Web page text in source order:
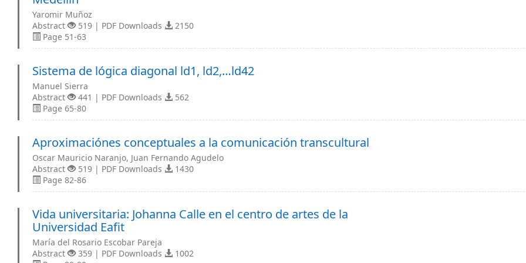
Yaromir Muñoz
Abstract
519 | PDF Downloads
2150
Page 51-63
Sistema de lógica diagonal ld1, ld2,…ld42
Manuel Sierra
Abstract
441 | PDF Downloads
562
Page 65-80
Aproximaciónes conceptuales a la comunicación transcultural
Oscar Mauricio Naranjo, Juan Fernando Agudelo
Abstract
519 | PDF Downloads
1430
Page 82-86
Vida universitaria: Johanna Calle en el centro de artes de la
Universidad Eafit
María del Rosario Escobar Pareja
Abstract
359 | PDF Downloads
1002